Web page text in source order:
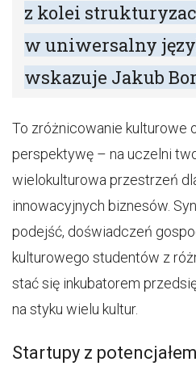
z kolei
w uniwersalny
wskazuje Jakub
To zróżnicowanie kulturowe
perspektywę – na uczelni
wielokulturowa przestrzeń
innowacyjnych biznesów.
podejść, doświadczeń
kulturowego studentów z
stać się inkubatorem
na styku wielu kultur.
Startupy z